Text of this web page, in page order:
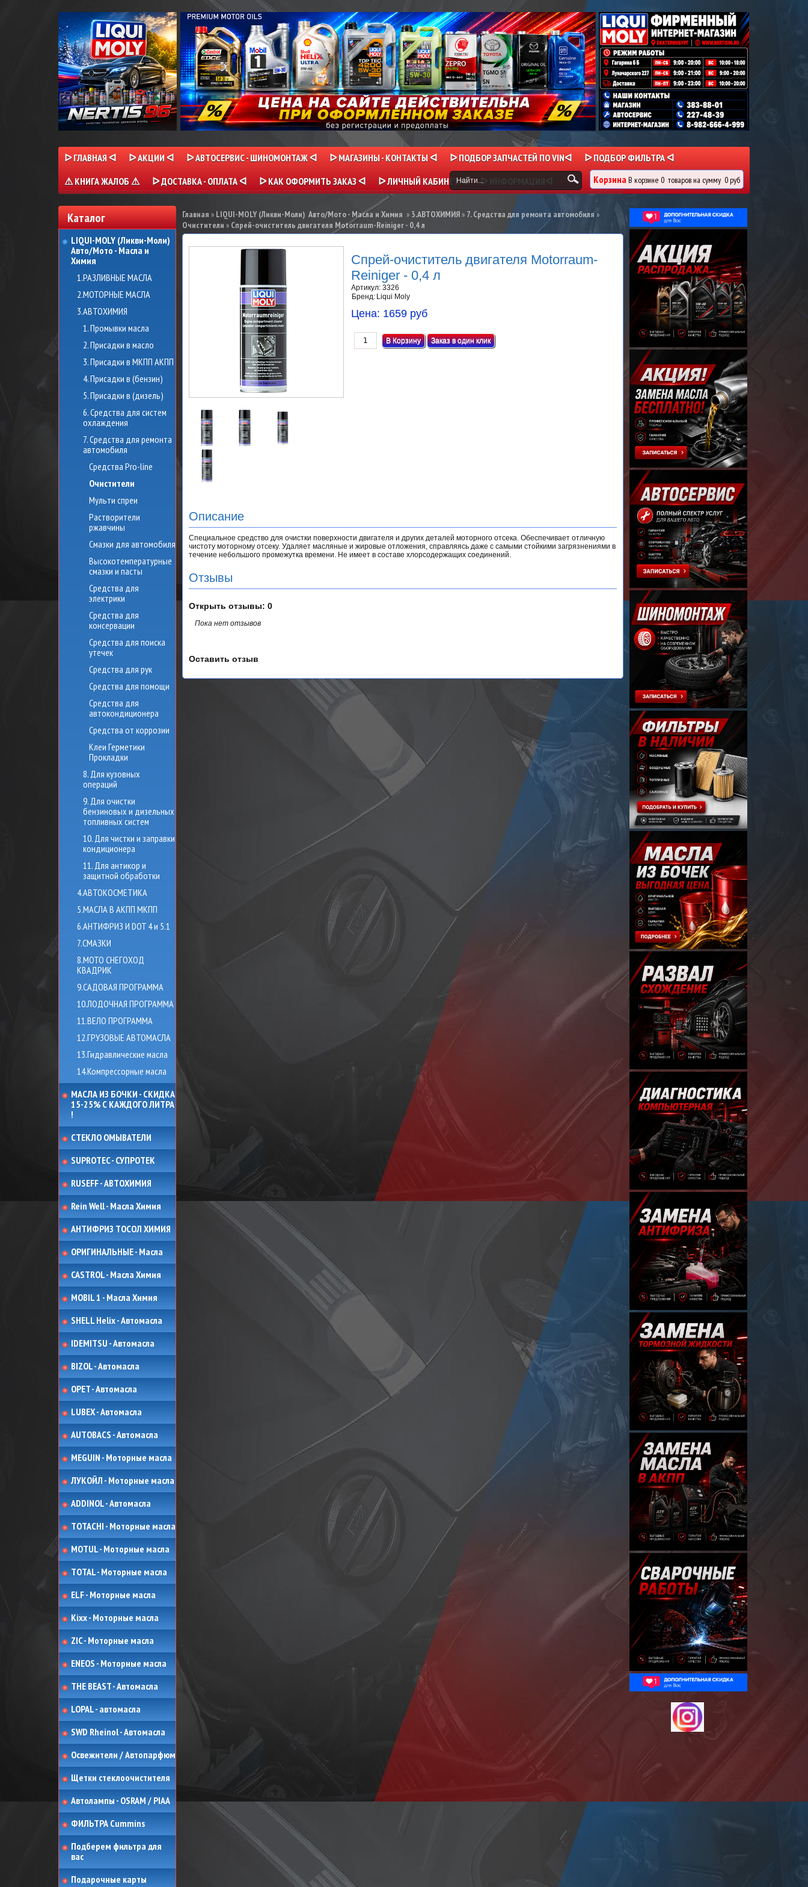
ᐅ ГЛАВНАЯ ᐊ ᐅ АКЦИИ ᐊ ᐅ АВТОСЕРВИС - ШИНОМОНТАЖ ᐊ ᐅ МАГАЗИНЫ - КОНТАКТЫ ᐊ ᐅ ПОДБОР ЗАПЧАСТЕЙ ПО VINᐊ
ᐅ ПОДБОР ФИЛЬТРА ᐊ
⚠ КНИГА ЖАЛОБ ⚠
ᐅ ДОСТАВКА - ОПЛАТА ᐊ ᐅ КАК ОФОРМИТЬ ЗАКАЗ ᐊ ᐅ ЛИЧНЫЙ КАБИНЕТ ᐊ ᐅ ИНФОРМАЦИЯᐊ Корзина В корзине 0 товаровна сумму 0 руб
Каталог
LIQUI-MOLY (Ликви-Моли)
Авто/Мото - Масла и
Химия
1.РАЗЛИВНЫЕ МАСЛА
2.МОТОРНЫЕ МАСЛА
3.АВТОХИМИЯ
1. Промывки масла
2. Присадки в масло
3. Присадки в МКПП АКПП
4. Присадки в (бензин)
5. Присадки в (дизель)
6. Средства для систем
охлаждения
7. Средства для ремонта
автомобиля
Средства Pro-line
Очистители
Мульти спреи
Растворители
ржавчины
Смазки для автомобиля
Высокотемпературные
смазки и пасты
Средства для
электрики
Средства для
консервации
Средства для поиска
утечек
Средства для рук
Средства для помощи
Средства для
автокондиционера
Средства от коррозии
Клеи Герметики
Прокладки
8. Для кузовных
операций
9. Для очистки
бензиновых и дизельных
топливных систем
10. Для чистки и заправки
кондиционера
11. Для антикор и
защитной обработки
4.АВТОКОСМЕТИКА
5.МАСЛА В АКПП МКПП
6.АНТИФРИЗ И DOT 4 и 5.1
7.СМАЗКИ
8.МОТО СНЕГОХОД
КВАДРИК
9.САДОВАЯ ПРОГРАММА
10.ЛОДОЧНАЯ ПРОГРАММА
11.ВЕЛО ПРОГРАММА
12.ГРУЗОВЫЕ АВТОМАСЛА
13.Гидравлические масла
14.Компрессорные масла
МАСЛА ИЗ БОЧКИ - СКИДКА
15-25% С КАЖДОГО ЛИТРА
!
СТЕКЛО ОМЫВАТЕЛИ
SUPROTEC - СУПРОТЕК
RUSEFF - АВТОХИМИЯ
Rein Well - Масла Химия
АНТИФРИЗ ТОСОЛ ХИМИЯ
ОРИГИНАЛЬНЫЕ - Масла
CASTROL - Масла Химия
MOBIL 1 - Масла Химия
SHELL Helix - Автомасла
IDEMITSU - Автомасла
BIZOL - Автомасла
OPET - Автомасла
LUBEX - Автомасла
AUTOBACS - Автомасла
MEGUIN - Моторные масла
ЛУКОЙЛ - Моторные масла
ADDINOL - Автомасла
TOTACHI - Моторные масла
MOTUL - Моторные масла
TOTAL - Моторные масла
ELF - Моторные масла
Kixx - Моторные масла
ZIC - Моторные масла
ENEOS - Моторные масла
THE BEAST - Автомасла
LOPAL - автомасла
SWD Rheinol - Автомасла
Освежители / Автопарфюм
Щетки стеклоочистителя
Автолампы - OSRAM / PIAA
ФИЛЬТРА Cummins
Подберем фильтра для
вас
Подарочные карты
Главная » LIQUI-MOLY (Ликви-Моли) Авто/Мото - Масла и Химия » 3.АВТОХИМИЯ» 7. Средства для ремонта автомобиля»
Очистители » Спрей-очиститель двигателя Motorraum-Reiniger - 0,4 л
Спрей-очиститель двигателя Motorraum-
Reiniger - 0,4 л
Артикул: 3326
Бренд: Liqui Moly
Цена: 1659 руб
Заказ в один клик
Описание
Специальное средство для очистки поверхности двигателя и других деталей моторного отсека. Обеспечивает отличную
чистоту моторному отсеку. Удаляет масляные и жировые отложения, справляясь даже с самыми стойкими загрязнениями в
течение небольшого промежутка времени. Не имеет в составе хлорсодержащих соединений.
Отзывы
Открыть отзывы: 0
Пока нет отзывов
Оставить отзыв